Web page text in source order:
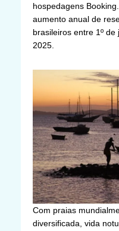
hospedagens
aumento anual de
brasileiros entre 1º
2025.
Com praias
diversificada, vida